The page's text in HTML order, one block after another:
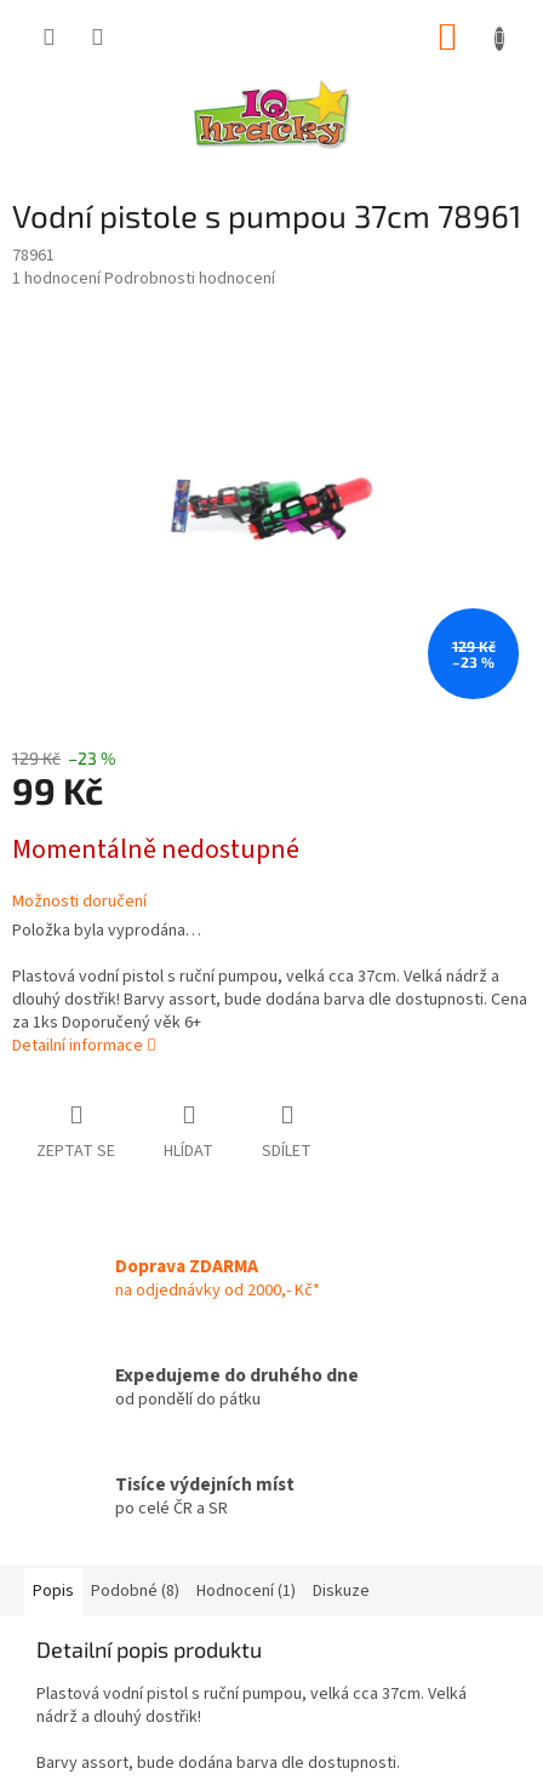
Vodní pistole s pumpou 37cm 78961
78961
Průměrné
1 hodnoceníPodrobnosti hodnocení
129 Kč
–23 %
129 Kč –23 %
99 Kč
cena:
Momentálně nedostupné
Možnosti doručení
Položka byla vyprodána…
Plastová vodní pistol s ruční pumpou, velká cca 37cm. Velká nádrž a
dlouhý dostřik! Barvy assort, bude dodána barva dle dostupnosti. Cena
za 1ks Doporučený věk 6+
Detailní informace
ZEPTAT SE HLÍDAT SDÍLET
Doprava ZDARMA
na odjednávky od 2000,- Kč*
Expedujeme do druhého dne
od pondělí do pátku
Tisíce výdejních míst
po celé ČR a SR
Popis Podobné (8) Hodnocení (1) Diskuze
Detailní popis produktu
Plastová vodní pistol s ruční pumpou, velká cca 37cm. Velká
nádrž a dlouhý dostřik!
Barvy assort, bude dodána barva dle dostupnosti.